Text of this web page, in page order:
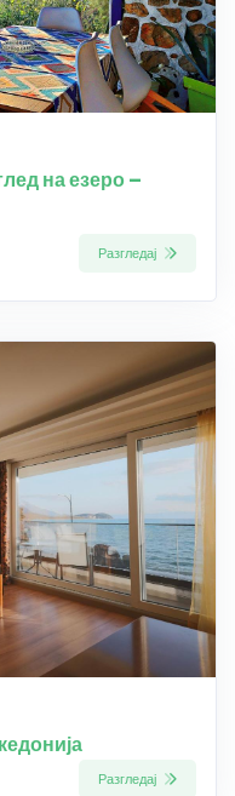
на езеро –
Разгледај
Разгледај